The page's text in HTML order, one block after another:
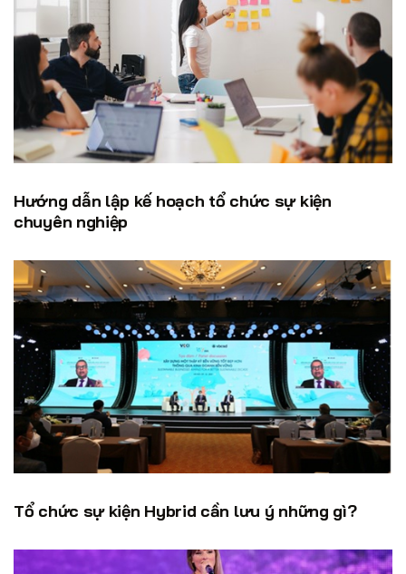
Hướng dẫn lập kế hoạch tổ chức sự kiện
chuyên nghiệp
Tổ chức sự kiện Hybrid cần lưu ý những gì?